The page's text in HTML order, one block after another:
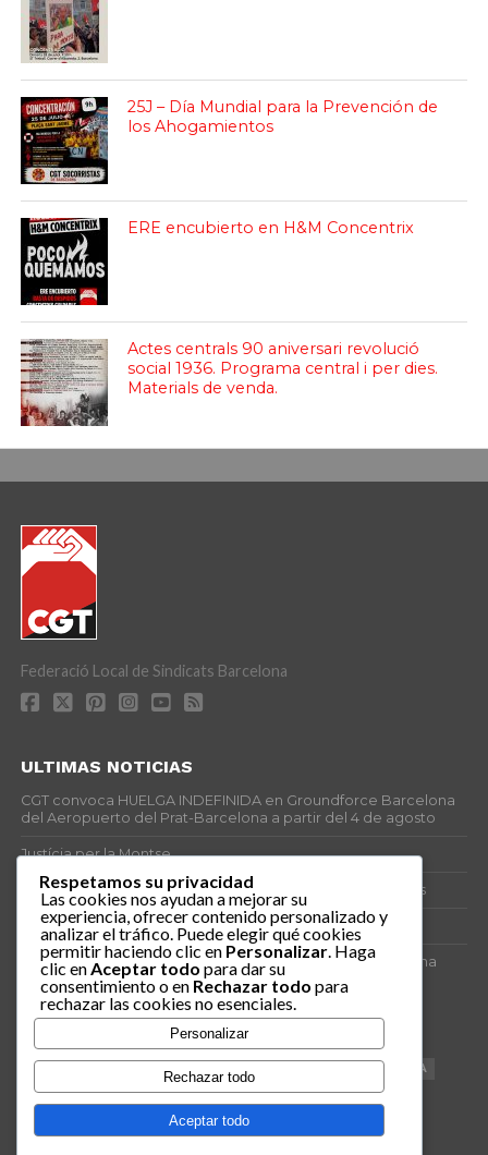
25J – Día Mundial para la Prevención de
los Ahogamientos
ERE encubierto en H&M Concentrix
Actes centrals 90 aniversari revolució
social 1936. Programa central i per dies.
Materials de venda.
Federació Local de Sindicats Barcelona
ULTIMAS NOTICIAS
CGT convoca HUELGA INDEFINIDA en Groundforce Barcelona
del Aeropuerto del Prat-Barcelona a partir del 4 de agosto
Justícia per la Montse
25J – Día Mundial para la Prevención de los Ahogamientos
ERE encubierto en H&M Concentrix
Actes centrals 90 aniversari revolució social 1936. Programa
central i per dies. Materials de venda.
VAGA
CONFERENCIA
DOCUMENTAL
SANITAT CATSALUT 061 ANTI-MWC
Respetamos su privacidad
Las cookies nos ayudan a mejorar su
experiencia, ofrecer contenido personalizado y
analizar el tráfico. Puede elegir qué cookies
permitir haciendo clic en Personalizar . Haga
clic en Aceptar todo para dar su
consentimiento o en Rechazar todo para
rechazar las cookies no esenciales.
Personalizar
Rechazar todo
Aceptar todo